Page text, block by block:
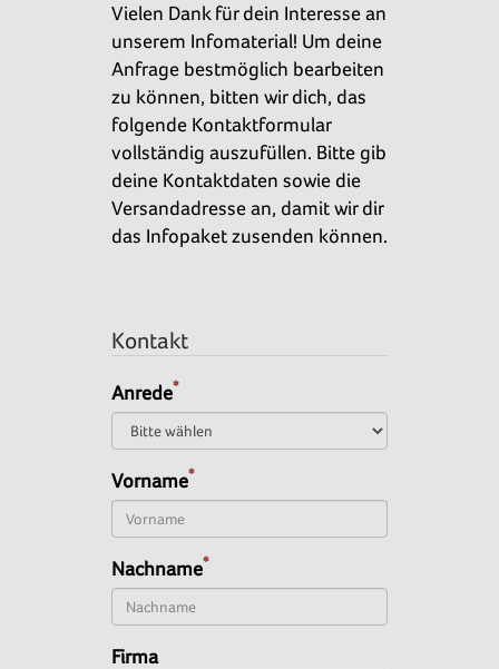
Vielen Dank für dein Interesse an
unserem Infomaterial! Um deine
Anfrage bestmöglich bearbeiten
zu können, bitten wir dich, das
folgende Kontaktformular
vollständig auszufüllen. Bitte gib
deine Kontaktdaten sowie die
Versandadresse an, damit wir dir
das Infopaket zusenden können.
Kontakt
Anrede*
Vorname*
Nachname*
Firma